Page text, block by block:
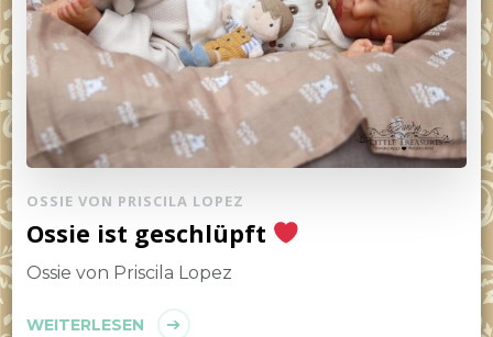
OSSIE VON PRISCILA LOPEZ
Ossie ist geschlüpft
Ossie von Priscila Lopez
WEITERLESEN